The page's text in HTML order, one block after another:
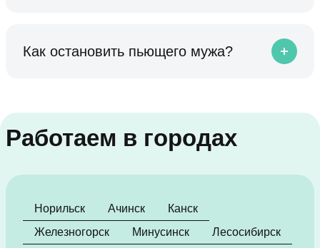
Как остановить пьющего мужа?
Работаем в городах
Норильск Ачинск
Канск
Железногорск
Минусинск
Лесосибирск